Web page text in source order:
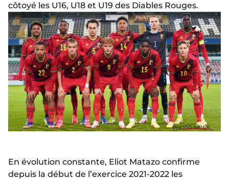
côtoyé les U16, U18 et U19 des Diables Rouges.
En évolution constante, Eliot Matazo confirme
depuis la début de l’exercice 2021-2022 les